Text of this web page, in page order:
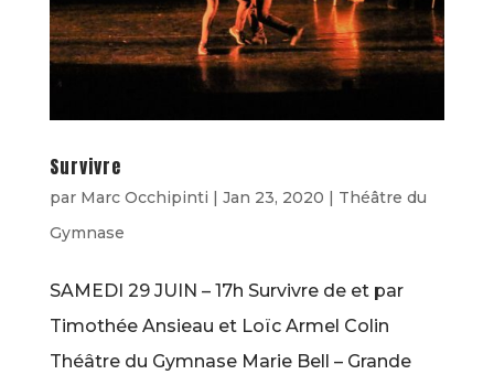
Survivre
par Marc Occhipinti | Jan 23, 2020 | Théâtre du
Gymnase
SAMEDI 29 JUIN – 17h Survivre de et par
Timothée Ansieau et Loïc Armel Colin
Théâtre du Gymnase Marie Bell – Grande